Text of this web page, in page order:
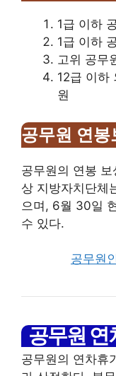
1급 이하
1급 이하
고위 공무
12급 이하
원
공무원 연봉
공무원의 연봉
상 지방자치단체
으며, 6월 30일
수 있다.
공무원
공무원 연
공무원의 연차휴